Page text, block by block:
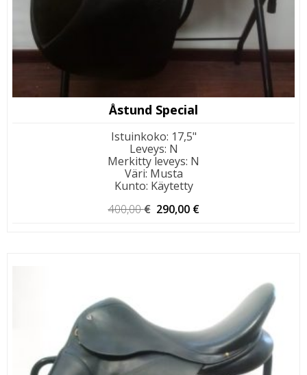
Åstund Special
Istuinkoko: 17,5"
Leveys: N
Merkitty leveys: N
Väri: Musta
Kunto: Käytetty
400,00€ Alkuperäinen
290,00 €